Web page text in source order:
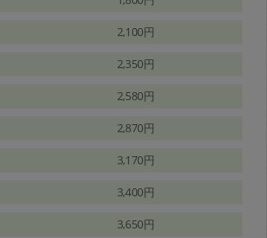
2,100円
2,350円
2,580円
2,870円
3,170円
3,400円
3,650円